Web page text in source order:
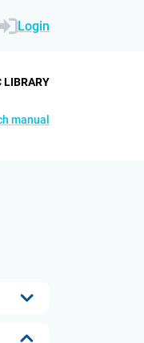
Login
LIBRARY
manual